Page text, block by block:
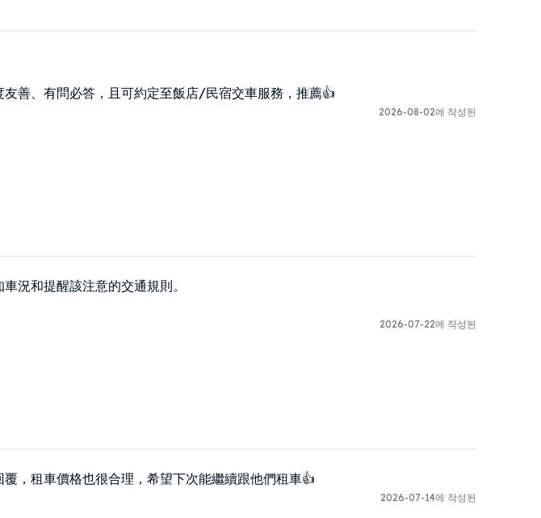
善、有問必答，且可約定至飯店/民宿交車服務，推薦👍
2026-08-02에 작성된
況和提醒該注意的交通規則。
2026-07-22에 작성된
，租車價格也很合理，希望下次能繼續跟他們租車👍
2026-07-14에 작성된